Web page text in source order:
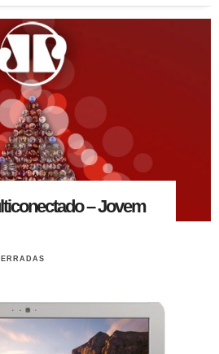
– Jovem